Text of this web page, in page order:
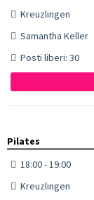
Kreuzlingen
Samantha Keller
Posti liberi: 30
Pilates
18:00 - 19:00
Kreuzlingen